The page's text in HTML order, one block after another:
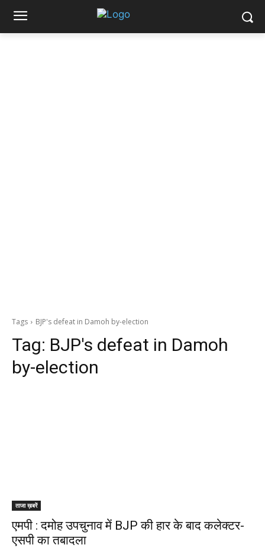
Tags BJP's defeat in Damoh by-election
Tag: BJP's defeat in Damoh
by-election
ताजा ख़बरें
एमपी : दमोह उपचुनाव में BJP की हार के बाद कलेक्टर-
एसपी का तबादला